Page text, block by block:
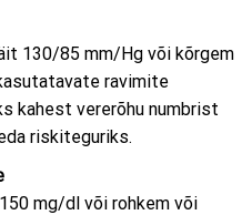
130/85 mm/Hg või kõrgem
ravimite
kahest vererõhu numbrist
riskiteguriks.
mg/dl või rohkem või